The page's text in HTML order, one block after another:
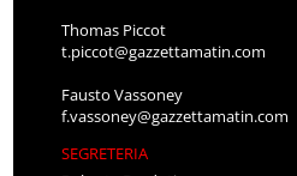
Thomas Piccot
t.piccot@gazzettamatin.com
Fausto Vassoney
f.vassoney@gazzettamatin.com
SEGRETERIA